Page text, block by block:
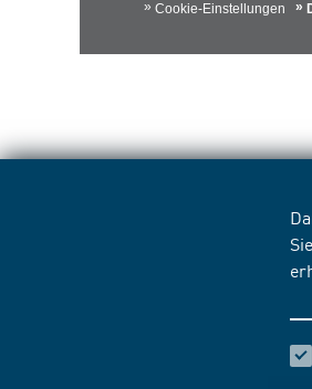
Cookie-Einstellungen